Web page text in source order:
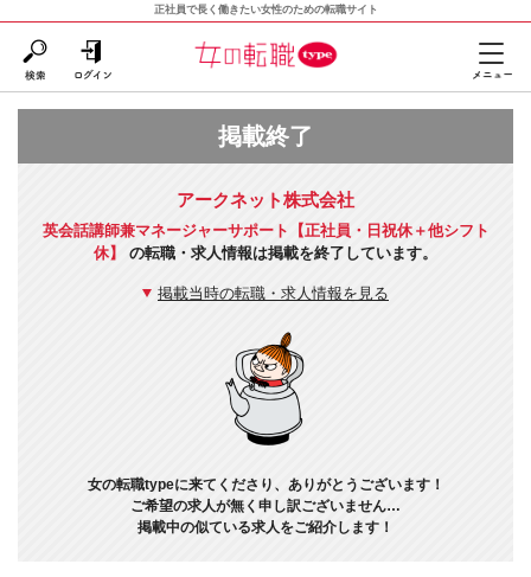
正社員で長く働きたい女性のための転職サイト
掲載終了
アークネット株式会社
英会話講師兼マネージャーサポート【正社員・日祝休＋他シフト
休】
の転職・求人情報は掲載を終了しています。
掲載当時の転職・求人情報を見る
女の転職typeに来てくださり、ありがとうございます！
ご希望の求人が無く申し訳ございません…
掲載中の似ている求人をご紹介します！